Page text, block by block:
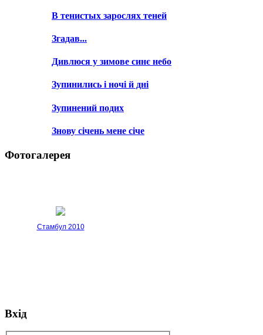
В тенистых зарослях теней
Згадав...
Дивлюся у зимове синє небо
Зупинились і ночі й дні
Зупинений подих
Знову січень мене січе
Фотогалерея
Стамбул 2010
Вхід